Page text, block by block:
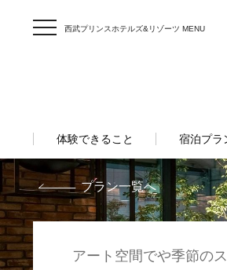
西武プリンスホテルズ&リゾーツ MENU
体験できること 宿泊プラ
プラン一覧へ
アート空間でや季節の